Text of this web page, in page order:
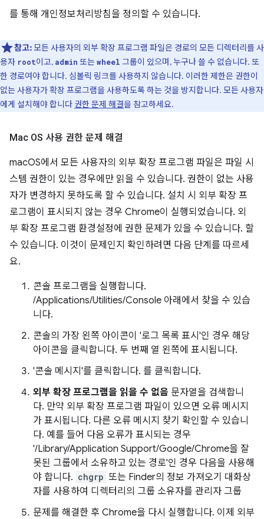
를 통해 개인정보처리방침을 정의할 수 있습니다.
참고:모든 사용자의 외부 확장 프로그램 파일은 경로의 모든 디렉터리를 사
용자 root이고, admin 또는wheel 그룹이 있으며, 누구나 쓸 수 없습니다. 또
한 경로여야 합니다. 심볼릭 링크를 사용하지 않습니다. 이러한 제한은 권한이
없는 사용자가 확장 프로그램을 사용하도록 하는 것을 방지합니다. 모든 사용자
에게 설치해야 합니다 권한 문제 해결을 참고하세요.
Mac OS 사용 권한 문제 해결
macOS에서 모든 사용자의 외부 확장 프로그램 파일은 파일 시
스템 권한이 있는 경우에만 읽을 수 있습니다. 권한이 없는 사용
자가 변경하지 못하도록 할 수 있습니다. 설치 시 외부 확장 프
로그램이 표시되지 않는 경우 Chrome이 실행되었습니다. 외
부 확장 프로그램 환경설정에 권한 문제가 있을 수 있습니다. 할
수 있습니다. 이것이 문제인지 확인하려면 다음 단계를 따르세
요.
콘솔 프로그램을 실행합니다.
/Applications/Utilities/Console 아래에서 찾을 수 있습
니다.
콘솔의 가장 왼쪽 아이콘이 '로그 목록 표시'인 경우 해당
아이콘을 클릭합니다. 두 번째 열 왼쪽에 표시됩니다.
'콘솔 메시지'를 클릭합니다. 를 클릭합니다.
외부 확장 프로그램을 읽을 수 없음 문자열을 검색합니
다. 만약 외부 확장 프로그램 파일이 있으면 오류 메시지
가 표시됩니다. 다른 오류 메시지 찾기 확인할 수 있습니
다. 예를 들어 다음 오류가 표시되는 경우
'/Library/Application Support/Google/Chrome을 잘
못된 그룹에서 소유하고 있는 경로'인 경우 다음을 사용해
야 합니다. chgrp 또는 Finder의 정보 가져오기 대화상
자를 사용하여 디렉터리의 그룹 소유자를 관리자 그룹
문제를 해결한 후 Chrome을 다시 실행합니다. 이제 외부